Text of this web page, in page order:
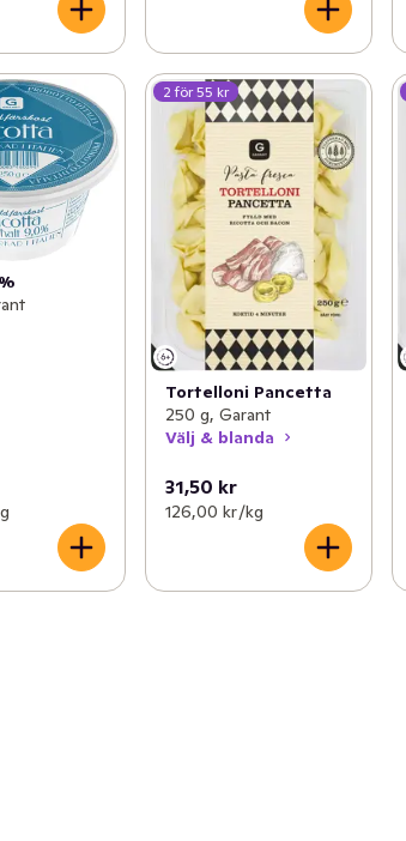
2 för 55 kr
Tortelloni Pancetta
250 g, Garant
Välj & blanda
31,50 kr
126,00 kr /kg